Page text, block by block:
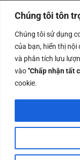
Chúng tôi tôn
Chúng tôi sử dụng
của bạn, hiển thị
và phân tích lưu
vào"Chấp nhận tất
cookie.
Công ty TNHH
cấp ngày 14/06/
Nội
Copyrights @2023